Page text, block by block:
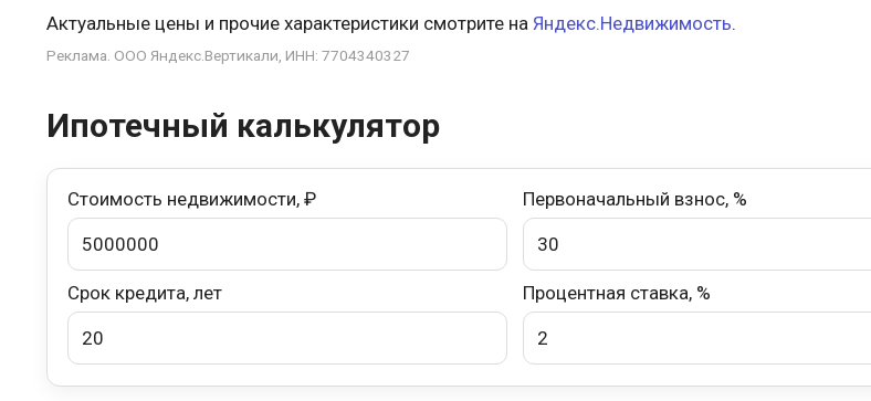
Актуальные цены и прочие характеристики смотрите на Яндекс.Недвижимость.
Реклама. ООО Яндекс.Вертикали, ИНН: 7704340327
Ипотечный калькулятор
Стоимость недвижимости, ₽ Первоначальный взнос, %
Срок кредита, лет Процентная ставка, %